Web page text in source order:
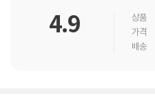
4.9 상품
가격
배송